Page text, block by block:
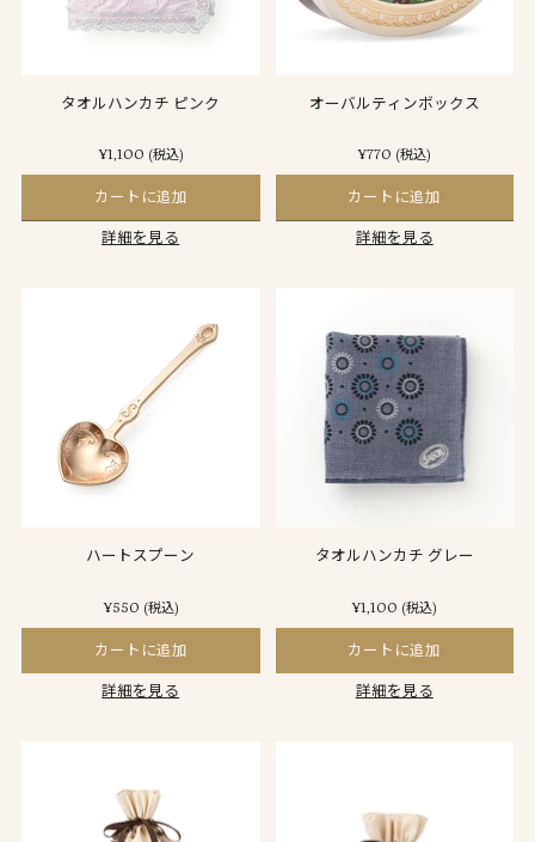
タオルハンカチ ピンク
¥1,100 (税込)
カートに追加
詳細を見る
オーバルティンボックス
¥770 (税込)
カートに追加
詳細を見る
ハートスプーン
¥550 (税込)
カートに追加
詳細を見る
タオルハンカチ グレー
¥1,100 (税込)
カートに追加
詳細を見る